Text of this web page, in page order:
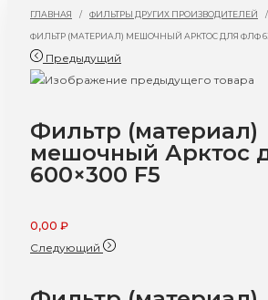
ГЛАВНАЯ / ФИЛЬТРЫ ДРУГИХ ПРОИЗВОДИТЕЛЕЙ /
ФИЛЬТР (МАТЕРИАЛ) МЕШОЧНЫЙ АРКТОС ДЛЯ ФЛФ
Предыдущий
Фильтр (материал)
мешочный Арктос
600×300 F5
0,00 ₽
Следующий